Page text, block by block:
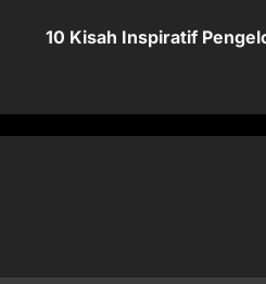
10 Kisah Inspiratif